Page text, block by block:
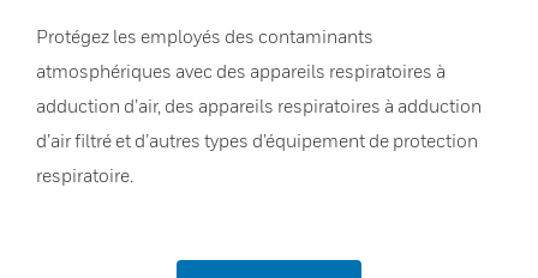
Protégez les employés des contaminants
atmosphériques avec des appareils respiratoires à
adduction d’air, des appareils respiratoires à adduction
d’air filtré et d’autres types d’équipement de protection
respiratoire.